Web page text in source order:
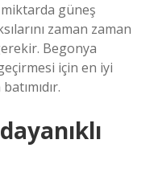
güneş
zaman zaman
Begonya
için en iyi